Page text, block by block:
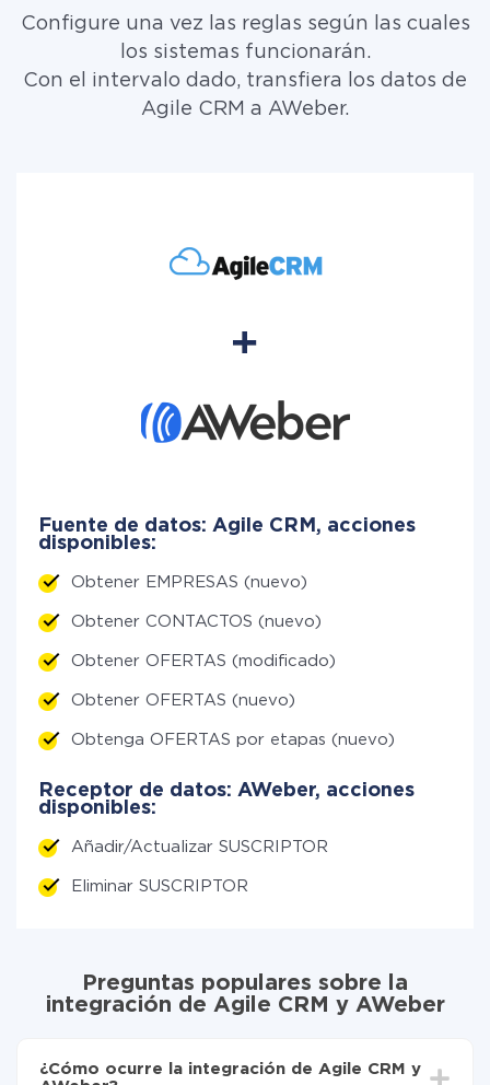
Configure una vez las reglas según las cuales
los sistemas funcionarán.
Con el intervalo dado, transfiera los datos de
Agile CRM a AWeber.
Fuente de datos: Agile CRM, acciones
disponibles:
Obtener EMPRESAS (nuevo)
Obtener CONTACTOS (nuevo)
Obtener OFERTAS (modificado)
Obtener OFERTAS (nuevo)
Obtenga OFERTAS por etapas (nuevo)
Receptor de datos: AWeber, acciones
disponibles:
Añadir/Actualizar SUSCRIPTOR
Eliminar SUSCRIPTOR
Preguntas populares sobre la
integración de Agile CRM y AWeber
¿Cómo ocurre la integración de Agile CRM y